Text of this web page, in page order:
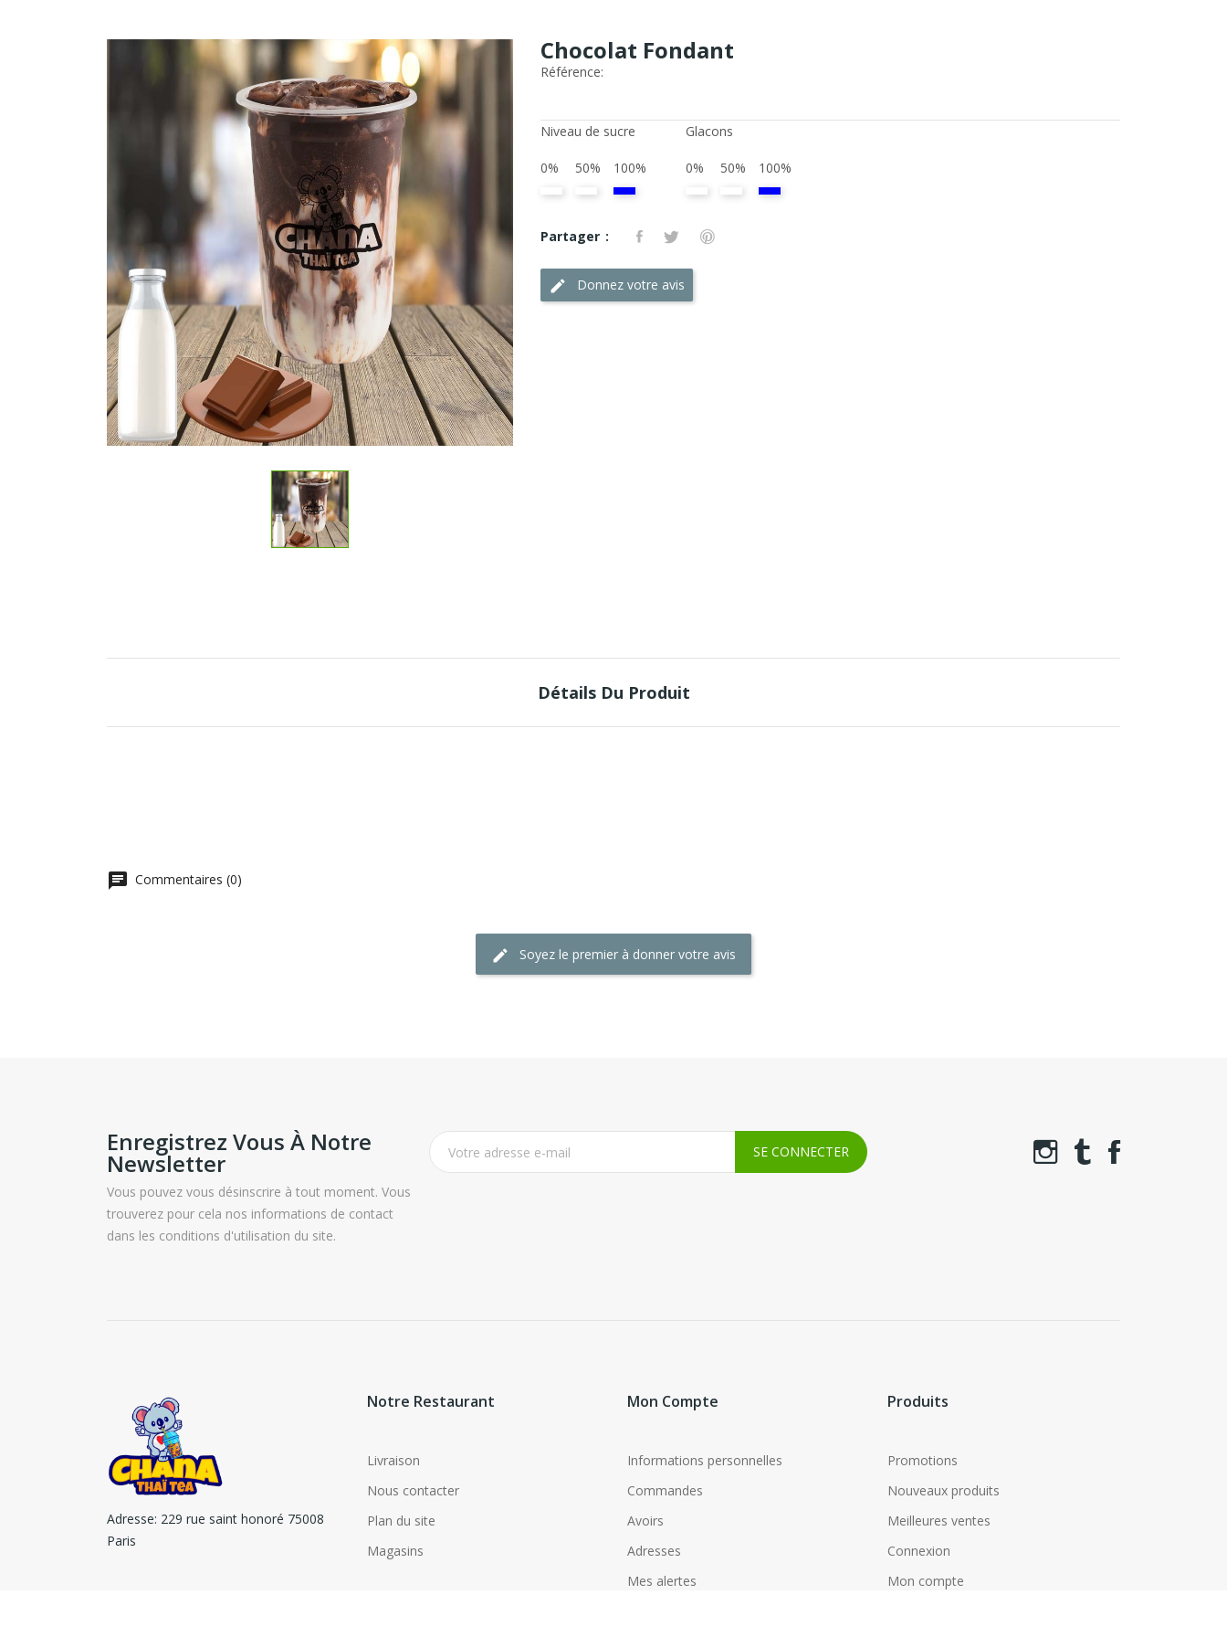
Chocolat Fondant
Référence:
Niveau de sucre
0% 50% 100%
Glacons
0% 50% 100%
Partager
Donnez votre avis
Détails Du Produit
Commentaires (0)
Soyez le premier à donner votre avis
Enregistrez Vous À Notre
Newsletter
Vous pouvez vous désinscrire à tout moment. Vous
trouverez pour cela nos informations de contact
dans les conditions d'utilisation du site.
Adresse: 229 rue saint honoré 75008
Paris
Notre Restaurant
Livraison
Nous contacter
Plan du site
Magasins
Mon Compte
Informations personnelles
Commandes
Avoirs
Adresses
Mes alertes
Produits
Promotions
Nouveaux produits
Meilleures ventes
Connexion
Mon compte